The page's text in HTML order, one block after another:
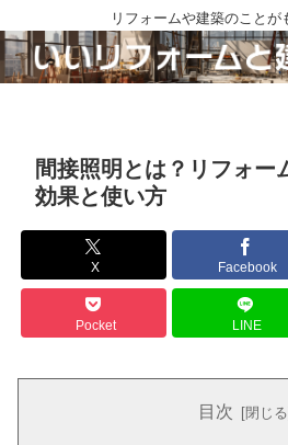
リフォームや建築のことが
間接照明とは？リフォー
効果と使い方
X Facebook
Pocket LINE
目次